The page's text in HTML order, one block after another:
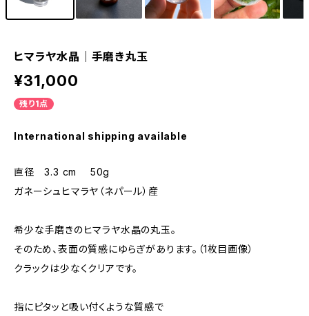
ヒマラヤ水晶｜手磨き丸玉
¥31,000
残り1点
International shipping available
直径 3.3 cm 50g
ガネーシュヒマラヤ（ネパール）産
希少な手磨きのヒマラヤ水晶の丸玉。
そのため、表面の質感にゆらぎがあります。（1枚目画像）
クラックは少なくクリアです。
指にピタッと吸い付くような質感で